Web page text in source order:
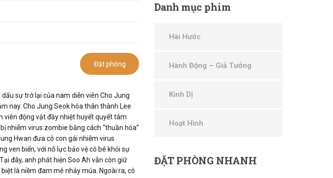
Đặt phòng
sự trở lại của nam diễn viên Cho Jung
nay. Cho Jung Seok hóa thân thành Lee
viên động vật đầy nhiệt huyết quyết tâm
nhiễm virus zombie bằng cách “thuần hóa”
Hwan đưa cô con gái nhiễm virus
ven biển, với nỗ lực bảo vệ cô bé khỏi sự
đây, anh phát hiện Soo Ah vẫn còn giữ
là niềm đam mê nhảy múa. Ngoài ra, cô
Danh mục phim
Hài Hước
Hành Động – Giả Tưởng
Kinh Dị
Hoạt Hình
ĐẶTPHÒNG NHANH